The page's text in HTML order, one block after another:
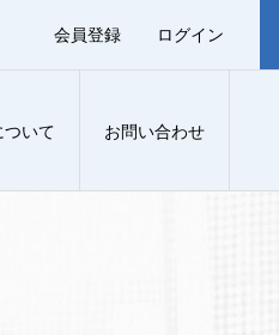
会員登録 ログイン
いて お問い合わせ